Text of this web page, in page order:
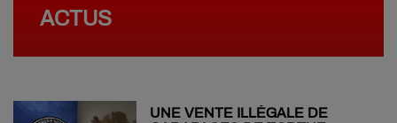
ACTUS
UNE VENTE ILLÉGALE DE